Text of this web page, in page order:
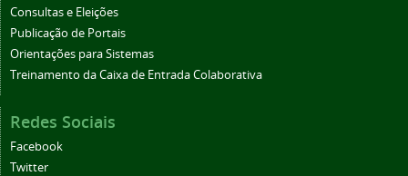
Consultas e Eleições
Publicação de Portais
Orientações para Sistemas
Treinamento da Caixa de Entrada Colaborativa
Redes Sociais
Facebook
Twitter